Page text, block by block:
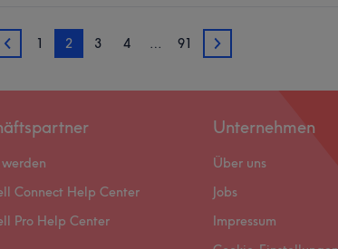
1 1 2 3 4 … 91 3
Connect Help Center
Pro Help Center
Unternehmen
Über uns
Jobs
Impressum